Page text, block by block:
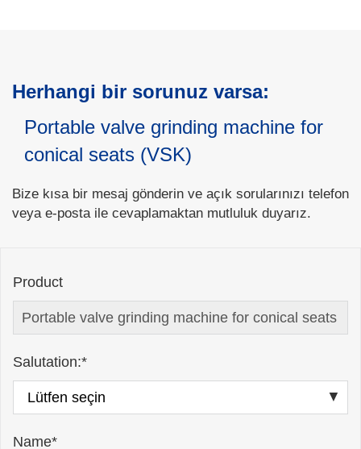
Herhangi bir sorunuz varsa:
Portable valve grinding machine for
conical seats (VSK)
Bize kısa bir mesaj gönderin ve açık sorularınızı telefon
veya e-posta ile cevaplamaktan mutluluk duyarız.
Product
Salutation:*
Name*